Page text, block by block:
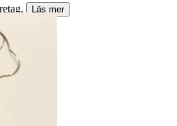
Läs mer